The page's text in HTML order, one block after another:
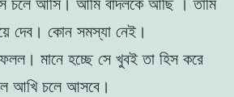
দেব । কোন সমস্যা নেই ।
। মানে হচ্ছে সে খুবইতা হিস করে
আখি চলে আসবে ।